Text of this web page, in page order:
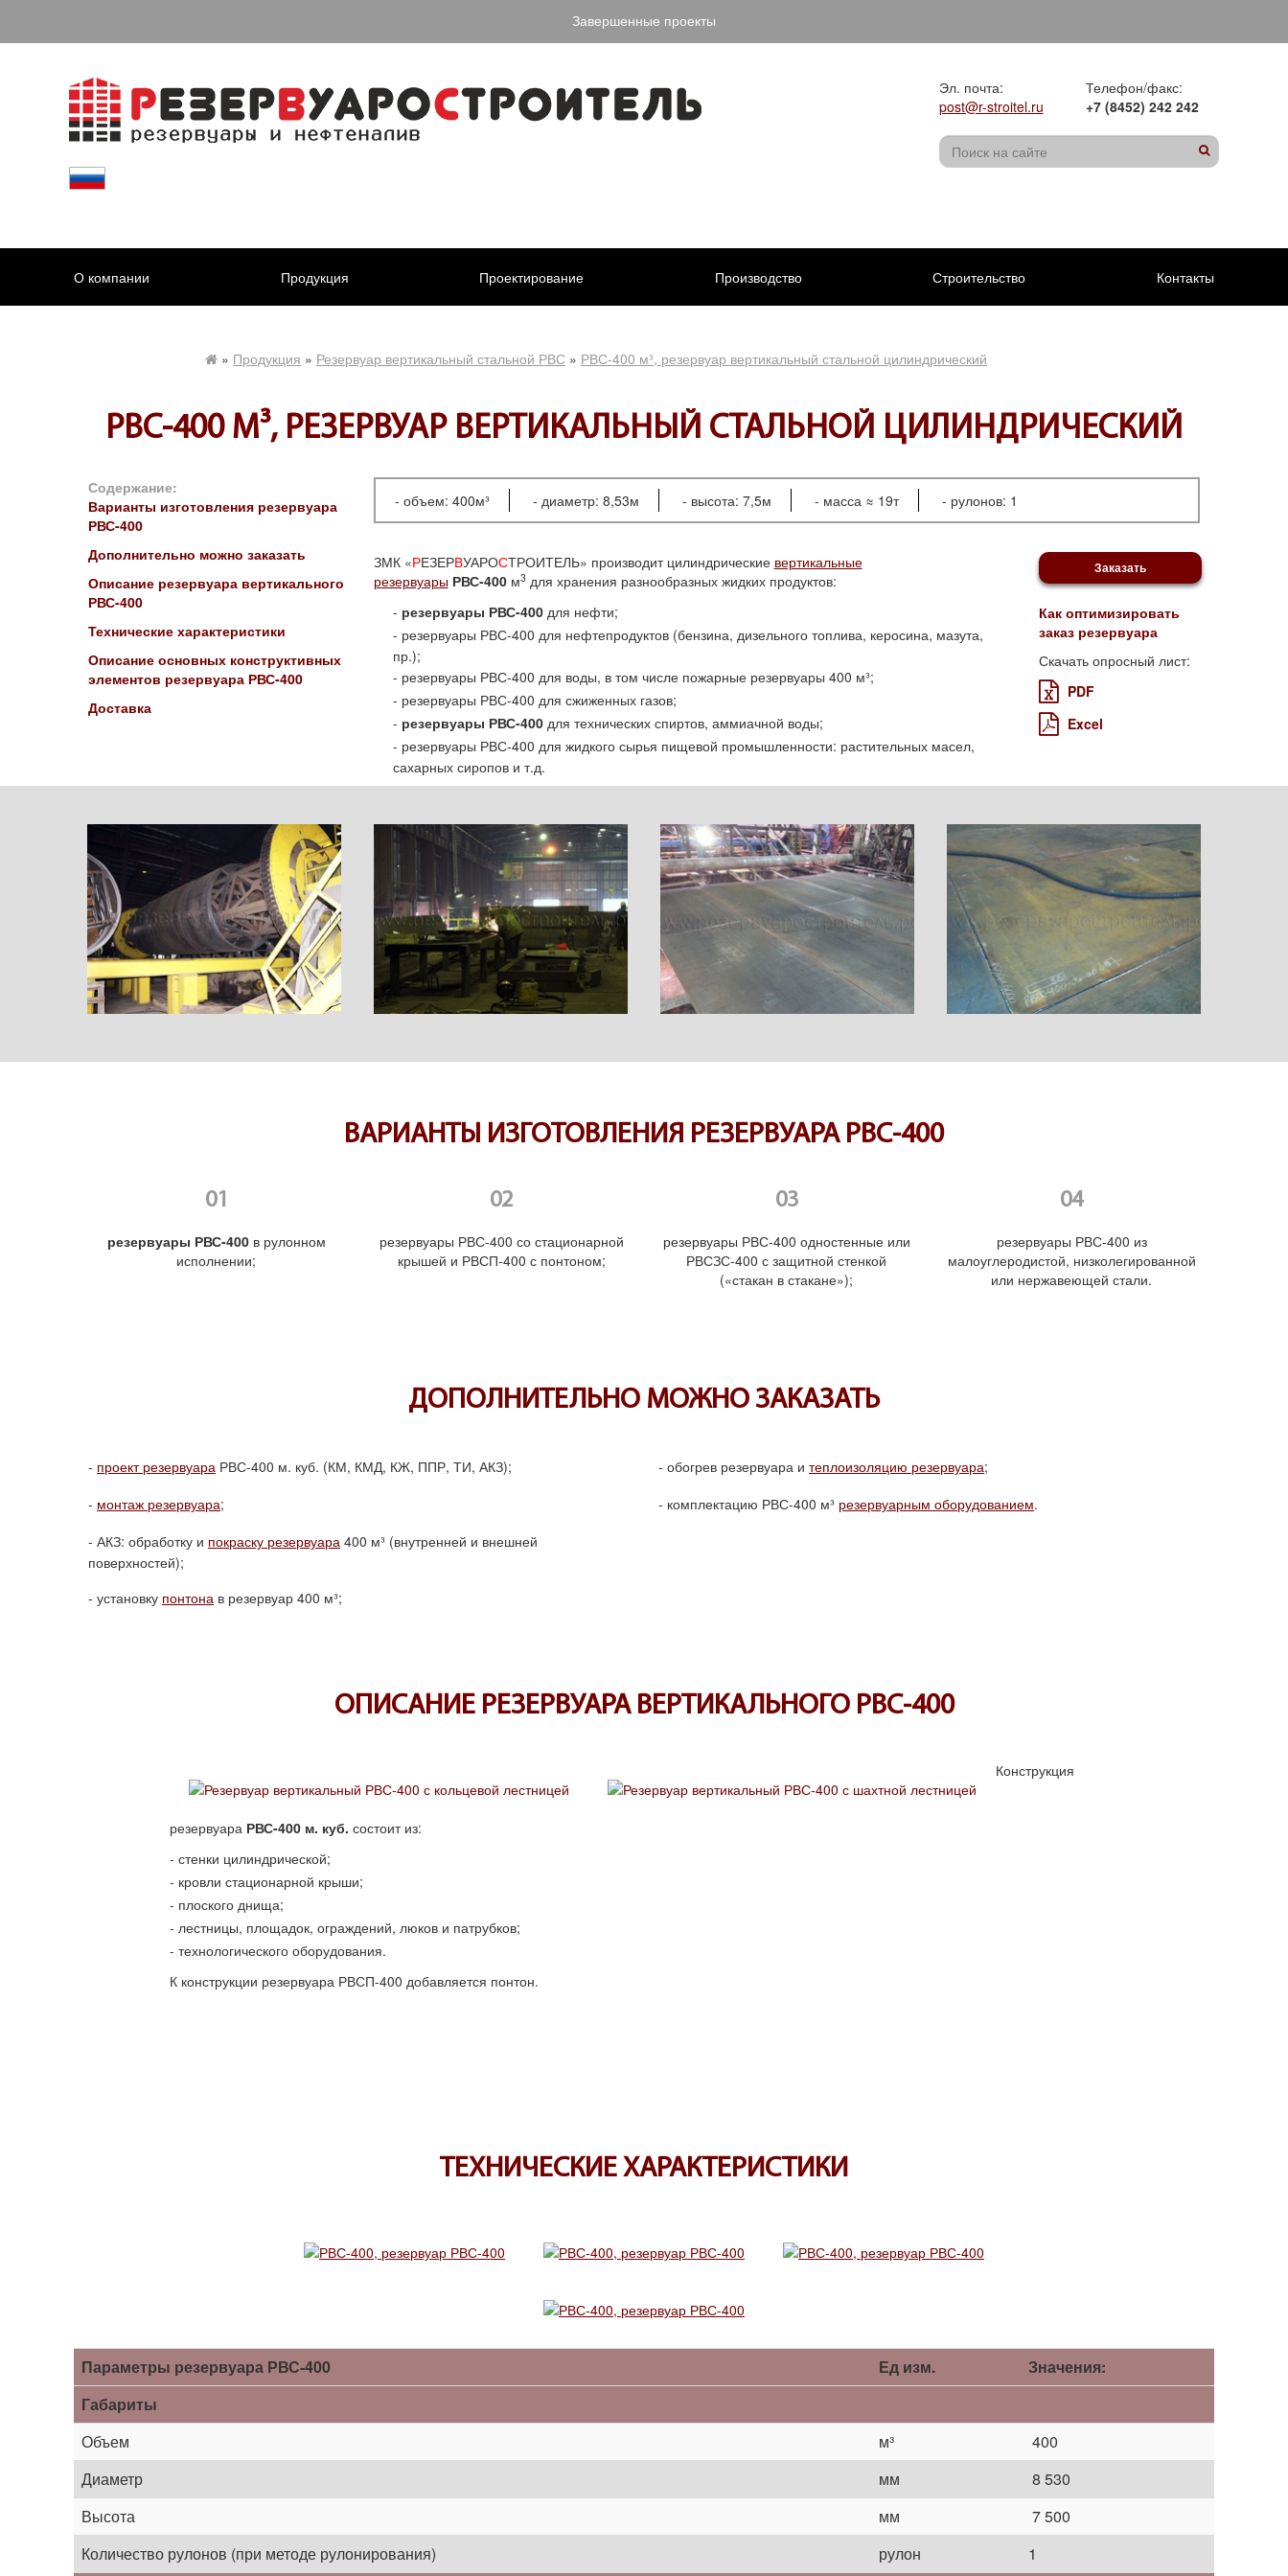
Завершенные проекты
Эл. почта:
post@r-stroitel.ru
Телефон/факс:
+7 (8452) 242 242
О компании Продукция Проектирование Производство Строительство Контакты
» Продукция » Резервуар вертикальный стальной РВС » РВС-400 м³, резервуар вертикальный стальной цилиндрический
РВС-400 М³, РЕЗЕРВУАР ВЕРТИКАЛЬНЫЙ СТАЛЬНОЙ ЦИЛИНДРИЧЕСКИЙ
Содержание:
Варианты изготовления резервуара
РВС-400
Дополнительно можно заказать
Описание резервуара вертикального
РВС-400
Технические характеристики
Описание основных конструктивных
элементов резервуара РВС-400
Доставка
объем: 400м³ диаметр: 8,53м высота: 7,5м масса ≈ 19т рулонов: 1
ЗМК «РЕЗЕРВУАРОСТРОИТЕЛЬ» производит цилиндрические вертикальные
резервуары РВС-400м3для хранения разнообразных жидких продуктов:
резервуары РВС-400для нефти;
резервуары РВС-400 для нефтепродуктов (бензина, дизельного топлива, керосина, мазута,
пр.);
резервуары РВС-400 для воды, в том числе пожарные резервуары 400 м³;
резервуары РВС-400 для сжиженных газов;
резервуары РВС-400для технических спиртов, аммиачной воды;
резервуары РВС-400 для жидкого сырья пищевой промышленности: растительных масел,
сахарных сиропов и т.д.
Заказать
Как оптимизировать
заказ резервуара
Скачать опросный лист:
PDF
Excel
ВАРИАНТЫ ИЗГОТОВЛЕНИЯ РЕЗЕРВУАРА РВС-400
резервуары РВС-400в рулонном
исполнении;
резервуары РВС-400 со стационарной
крышей и РВСП-400 с понтоном;
резервуары РВС-400 одностенные или
РВСЗС-400 с защитной стенкой
(«стакан в стакане»);
резервуары РВС-400 из
малоуглеродистой, низколегированной
или нержавеющей стали.
ДОПОЛНИТЕЛЬНО МОЖНО ЗАКАЗАТЬ
проект резервуара РВС-400 м. куб. (КМ, КМД, КЖ, ППР, ТИ, АКЗ);
монтаж резервуара;
АКЗ: обработку и покраску резервуара 400 м³ (внутренней и внешней
поверхностей);
установку понтона в резервуар 400 м³;
обогрев резервуара и теплоизоляцию резервуара;
комплектацию РВС-400 м³ резервуарным оборудованием.
ОПИСАНИЕ РЕЗЕРВУАРА ВЕРТИКАЛЬНОГО РВС-400
Конструкция
резервуара РВС-400 м. куб. состоит из:
стенки цилиндрической;
кровли стационарной крыши;
плоского днища;
лестницы, площадок, ограждений, люков и патрубков;
технологического оборудования.
К конструкции резервуара РВСП-400 добавляется понтон.
ТЕХНИЧЕСКИЕ ХАРАКТЕРИСТИКИ
Параметры резервуара РВС-400 Ед изм.
Значения:
Габариты
Объем
м³
400
Диаметр
мм
8 530
Высота
мм
7 500
Количество рулонов (при методе рулонирования)
рулон 1